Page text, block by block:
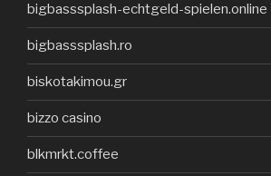
bigbasssplash-echtgeld-spielen.online
bigbasssplash.ro
biskotakimou.gr
bizzo casino
blkmrkt.coffee